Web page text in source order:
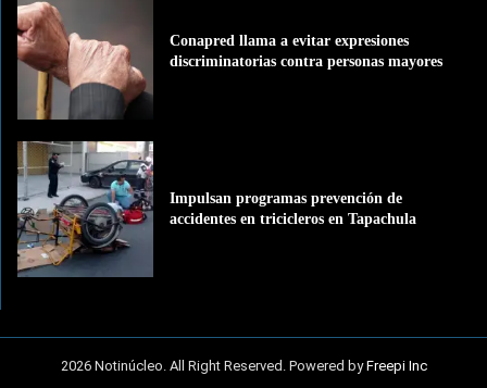
Conapred llama a evitar expresiones
discriminatorias contra personas mayores
Impulsan programas prevención de
accidentes en tricicleros en Tapachula
2026 Notinúcleo. All Right Reserved. Powered byFreepi Inc